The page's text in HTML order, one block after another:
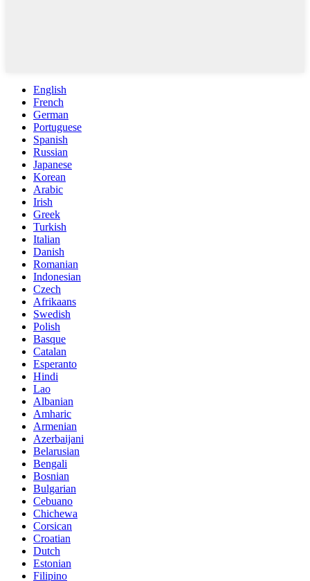
English
French
German
Portuguese
Spanish
Russian
Japanese
Korean
Arabic
Irish
Greek
Turkish
Italian
Danish
Romanian
Indonesian
Czech
Afrikaans
Swedish
Polish
Basque
Catalan
Esperanto
Hindi
Lao
Albanian
Amharic
Armenian
Azerbaijani
Belarusian
Bengali
Bosnian
Bulgarian
Cebuano
Chichewa
Corsican
Croatian
Dutch
Estonian
Filipino